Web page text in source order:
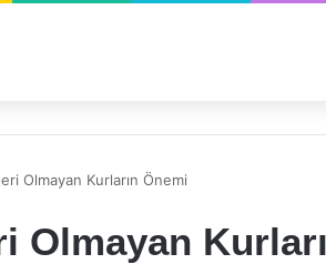
Olmayan Kurların Önemi
Olmayan